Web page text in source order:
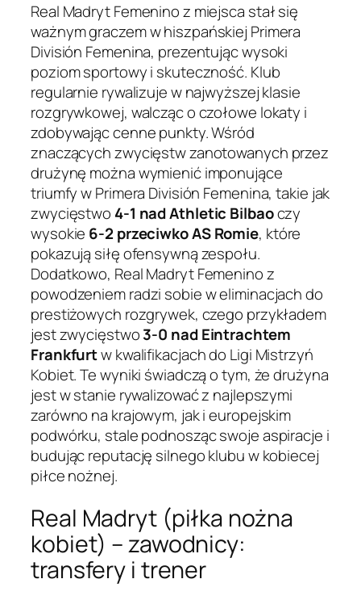
Real Madryt Femenino z miejsca stał się
ważnym graczem w hiszpańskiej Primera
División Femenina, prezentując wysoki
poziom sportowy i skuteczność. Klub
regularnie rywalizuje w najwyższej klasie
rozgrywkowej, walcząc o czołowe lokaty i
zdobywając cenne punkty. Wśród
znaczących zwycięstw zanotowanych przez
drużynę można wymienić imponujące
triumfy w Primera División Femenina, takie jak
zwycięstwo 4-1 nad Athletic Bilbaoczy
wysokie 6-2 przeciwko AS Romie, które
pokazują siłę ofensywną zespołu.
Dodatkowo, Real Madryt Femenino z
powodzeniem radzi sobie w eliminacjach do
prestiżowych rozgrywek, czego przykładem
jest zwycięstwo3-0 nad Eintrachtem
Frankfurtw kwalifikacjach do Ligi Mistrzyń
Kobiet. Te wyniki świadczą o tym, że drużyna
jest w stanie rywalizować z najlepszymi
zarówno na krajowym, jak i europejskim
podwórku, stale podnosząc swoje aspiracje i
budując reputację silnego klubu w kobiecej
piłce nożnej.
Real Madryt (piłka nożna
kobiet) – zawodnicy:
transfery i trener